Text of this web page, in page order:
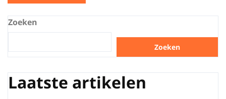
Zoeken
Zoeken
Laatste artikelen